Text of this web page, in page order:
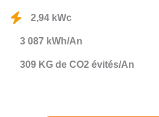
2,94 kWc
3 087 kWh/An
309 KG de CO2 évités/An